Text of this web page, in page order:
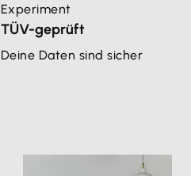
Experiment
TÜV-geprüft
Deine Daten sind sicher